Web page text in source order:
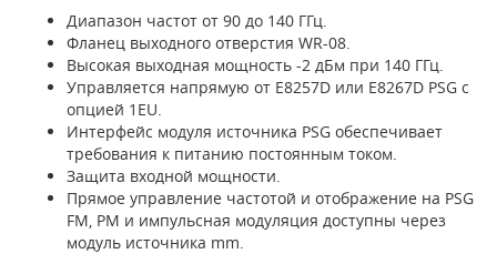
Диапазон частот от 90 до 140 ГГц.
Фланец выходного отверстия WR-08.
Высокая выходная мощность -2 дБм при 140 ГГц.
Управляется напрямую от E8257D или E8267D PSG с
опцией 1EU.
Интерфейс модуля источника PSG обеспечивает
требования к питанию постоянным током.
Защита входной мощности.
Прямое управление частотой и отображение на PSG
FM, PM и импульсная модуляция доступны через
модуль источника mm.